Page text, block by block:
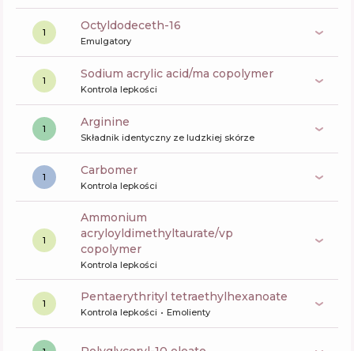
1 octyldodeceth-16
Emulgatory
1 sodium acrylic acid/ma copolymer
Kontrola lepkości
1 arginine
Składnik identyczny ze ludzkiej skórze
1 carbomer
Kontrola lepkości
1
ammonium
acryloyldimethyltaurate/vp
copolymer
Kontrola lepkości
1 pentaerythrityl tetraethylhexanoate
Kontrola lepkości Emolienty